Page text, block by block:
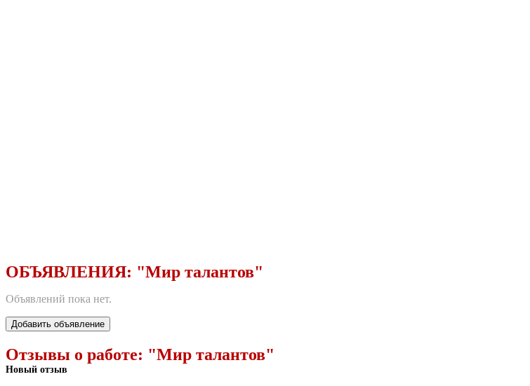
ОБЪЯВЛЕНИЯ: "Мир талантов"
Объявлений пока нет.
Добавить объявление
Отзывы о работе: "Мир талантов"
Новый отзыв